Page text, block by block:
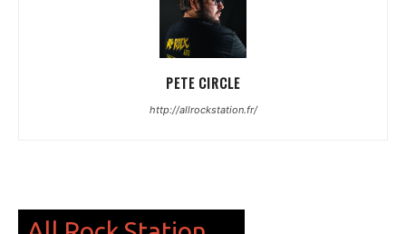
PETE CIRCLE
http://allrockstation.fr/